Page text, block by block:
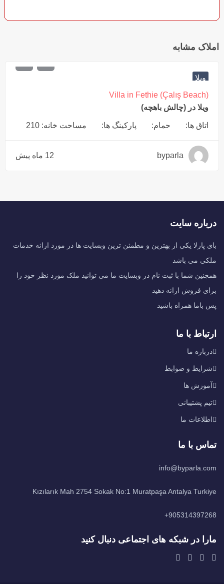
املاک مشابه
ویلا
Villa in Fethie (Çalış Beach)
ویلا در (چالش باهچه)
اتاق ها: حمام: پارکینگ ها: مساحت خانه: 210
byparla 12 ماه پیش
درباره سایت
بای پارلا یکی از بهترین و مطمئن ترین وبسایت ها در مورد ارائه خدمات
ملکی می باشد
همچنین شما با ثبت نام در وبسایت ما می توانید ملک مورد نظر خود را
برای فروش ارائه دهید
پس باما همراه باشید
ارتباط با ما
درباره ما
شرایط و ضوابط
آموزش ها
تیم پشتیبانی
اطلاعات ما
تماس با ما
info@byparla.com
Kızılarık Mah 2754 Sokak No:1 Muratpaşa Antalya Turkiye
905314397268+
مارا در شبکه های اجتماعی دنبال کنید